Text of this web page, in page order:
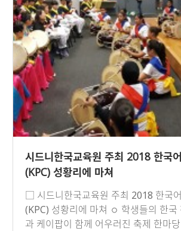
시드니한국교육원 주최 2018 한국
(KPC) 성황리에 마쳐
□ 시드니한국교육원 주최 2018 한국
(KPC) 성황리에 마쳐 ◦ 학생들의 한국
과 케이팝이 함께 어우러진 축제 한마